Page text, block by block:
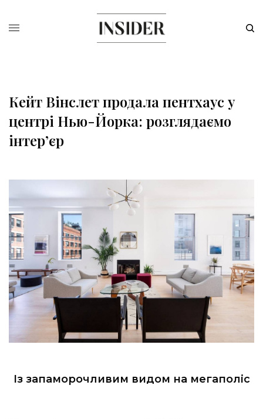
Кейт Вінслет продала пентхаус у
центрі Нью-Йорка: розглядаємо
інтер’єр
Із запаморочливим видом на мегаполіс